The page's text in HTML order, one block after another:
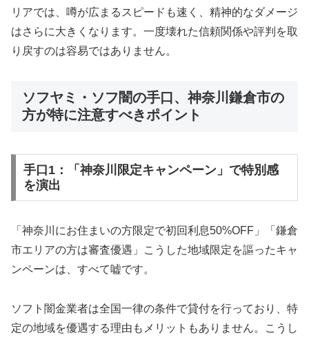
リアでは、噂が広まるスピードも速く、精神的なダメージ
はさらに大きくなります。一度壊れた信頼関係や評判を取
り戻すのは容易ではありません。
ソフヤミ・ソフ闇の手口、神奈川鎌倉市の
方が特に注意すべきポイント
手口1：「神奈川限定キャンペーン」で特別感
を演出
「神奈川にお住まいの方限定で初回利息50%OFF」「鎌倉
市エリアの方は審査優遇」こうした地域限定を謳ったキャ
ンペーンは、すべて嘘です。
ソフト闇金業者は全国一律の条件で貸付を行っており、特
定の地域を優遇する理由もメリットもありません。こうし